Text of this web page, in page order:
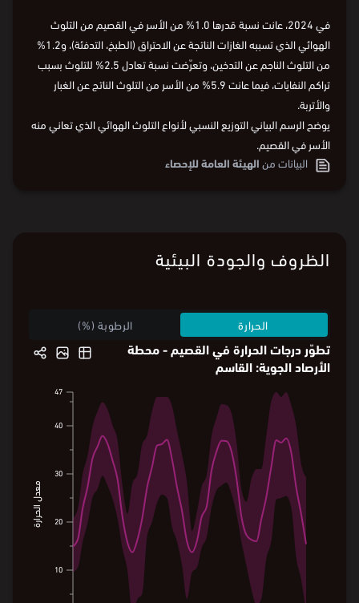
في 2024، عانت نسبة قدرها 1.0% من الأسر في القصيم من التلوث
الهوائي الذي تسببه الغازات الناتجة عن الاحتراق (الطبخ، التدفئة)، و1.2%
من التلوث الناجم عن التدخين، وتعرّضت نسبة تعادل 2.5% للتلوث بسبب
تراكم النفايات، فيما عانت 5.9% من الأسر من التلوث الناتج عن الغبار
والأتربة.
يوضح الرسم البياني التوزيع النسبي لأنواع التلوث الهوائي الذي تعاني منه
الأسر في القصيم.
البيانات منالهيئة العامة للإحصاء
الظروف والجودة البيئية
الحرارة الرطوبة (%)
تطوّر درجات الحرارة في القصيم - محطة
الأرصاد الجوية: القاسم
47
40
30
20
10
معدل الحرارة
47
40
30
20
10
معدل الحرارة